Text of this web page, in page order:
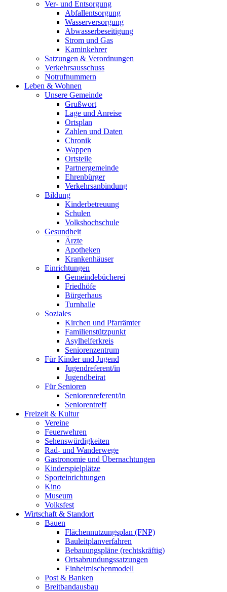
Ver- und Entsorgung
Abfallentsorgung
Wasserversorgung
Abwasserbeseitigung
Strom und Gas
Kaminkehrer
Satzungen & Verordnungen
Verkehrsausschuss
Notrufnummern
Leben & Wohnen
Unsere Gemeinde
Grußwort
Lage und Anreise
Ortsplan
Zahlen und Daten
Chronik
Wappen
Ortsteile
Partnergemeinde
Ehrenbürger
Verkehrsanbindung
Bildung
Kinderbetreuung
Schulen
Volkshochschule
Gesundheit
Ärzte
Apotheken
Krankenhäuser
Einrichtungen
Gemeindebücherei
Friedhöfe
Bürgerhaus
Turnhalle
Soziales
Kirchen und Pfarrämter
Familienstützpunkt
Asylhelferkreis
Seniorenzentrum
Für Kinder und Jugend
Jugendreferent/in
Jugendbeirat
Für Senioren
Seniorenreferent/in
Seniorentreff
Freizeit & Kultur
Vereine
Feuerwehren
Sehenswürdigkeiten
Rad- und Wanderwege
Gastronomie und Übernachtungen
Kinderspielplätze
Sporteinrichtungen
Kino
Museum
Volksfest
Wirtschaft & Standort
Bauen
Flächennutzungsplan (FNP)
Bauleitplanverfahren
Bebauungspläne (rechtskräftig)
Ortsabrundungssatzungen
Einheimischenmodell
Post & Banken
Breitbandausbau